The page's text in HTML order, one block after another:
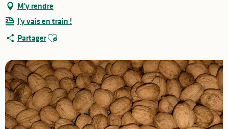
M'y rendre
J'y vais en train !
PartagerAjouter aux favoris